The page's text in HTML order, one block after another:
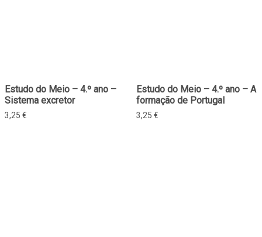
Estudo do Meio – 4.º ano –
Sistema excretor
3,25 €
Estudo do Meio – 4.º ano – A
formação de Portugal
3,25 €